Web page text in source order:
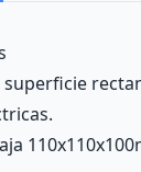
superficie